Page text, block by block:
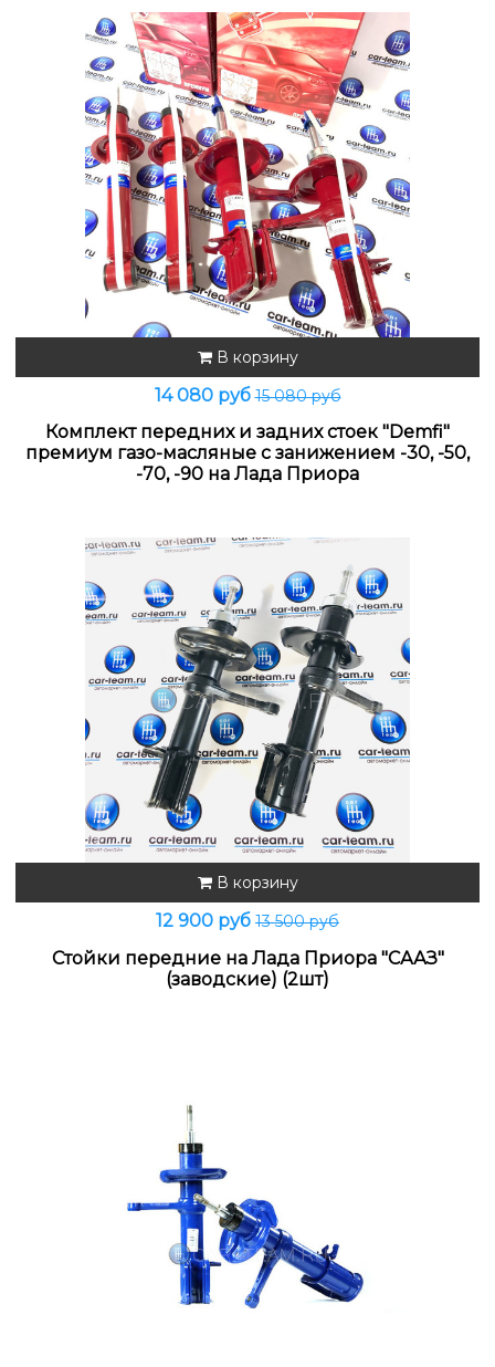
В корзину
14 080 руб15 080 руб
Комплект передних и задних стоек "Demfi"
премиум газо-масляные с занижением -30, -50,
-70, -90 на Лада Приора
В корзину
12 900 руб 13 500 руб
Стойки передние на Лада Приора "СААЗ"
(заводские) (2шт)